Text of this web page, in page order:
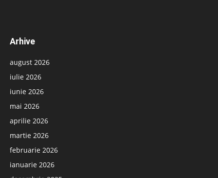
Arhive
august 2026
iulie 2026
iunie 2026
mai 2026
aprilie 2026
martie 2026
februarie 2026
ianuarie 2026